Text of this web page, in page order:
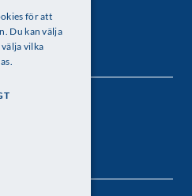
4A
för att
Du kan välja
vilka